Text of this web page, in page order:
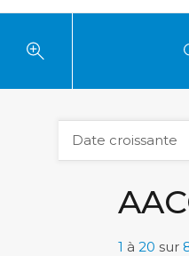
1 à 20 sur
Date croissante